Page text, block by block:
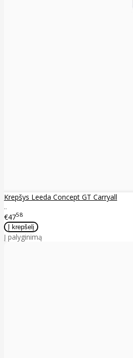
Krepšys Leeda Concept GT Carryall
..
€4758
Į palyginimą